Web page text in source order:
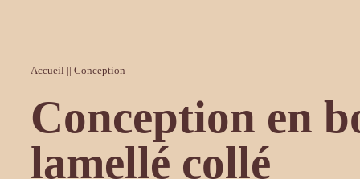
Réalisations
Accueil || Conception
Conception en
lamellé collé